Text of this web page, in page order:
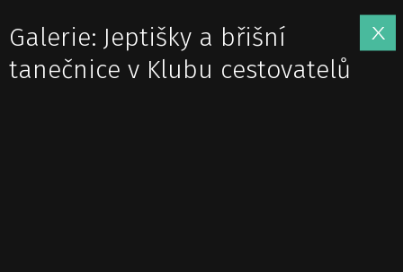
Galerie: Jeptišky a břišní
tanečnice v Klubu cestovatelů